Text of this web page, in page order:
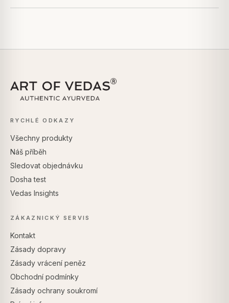
RYCHLÉ ODKAZY
Všechny produkty
Náš příběh
Sledovat objednávku
Dosha test
Vedas Insights
ZÁKAZNICKÝ SERVIS
Kontakt
Zásady dopravy
Zásady vrácení peněz
Obchodní podmínky
Zásady ochrany soukromí